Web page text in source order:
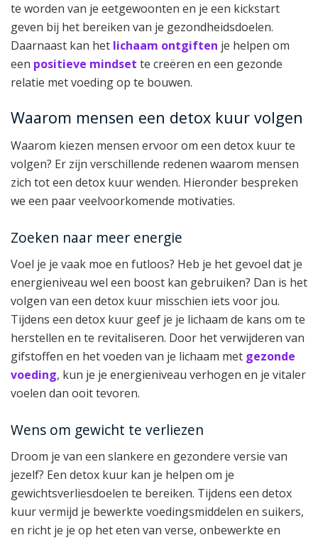
te worden van je eetgewoonten en je een kickstart
geven bij het bereiken van je gezondheidsdoelen.
Daarnaast kan het lichaam ontgiften je helpen om
een positieve mindset te creëren en een gezonde
relatie met voeding op te bouwen.
Waarom mensen een detox kuur volgen
Waarom kiezen mensen ervoor om een detox kuur te
volgen? Er zijn verschillende redenen waarom mensen
zich tot een detox kuur wenden. Hieronder bespreken
we een paar veelvoorkomende motivaties.
Zoeken naar meer energie
Voel je je vaak moe en futloos? Heb je het gevoel dat je
energieniveau wel een boost kan gebruiken? Dan is het
volgen van een detox kuur misschien iets voor jou.
Tijdens een detox kuur geef je je lichaam de kans om te
herstellen en te revitaliseren. Door het verwijderen van
gifstoffen en het voeden van je lichaam met gezonde
voeding, kun je je energieniveau verhogen en je vitaler
voelen dan ooit tevoren.
Wens om gewicht te verliezen
Droom je van een slankere en gezondere versie van
jezelf? Een detox kuur kan je helpen om je
gewichtsverliesdoelen te bereiken. Tijdens een detox
kuur vermijd je bewerkte voedingsmiddelen en suikers,
en richt je je op het eten van verse, onbewerkte en